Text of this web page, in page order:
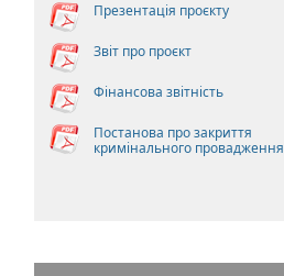
Презентація проєкту
Звіт про проєкт
Фінансова звітність
Постанова про закриття
кримінального провадження